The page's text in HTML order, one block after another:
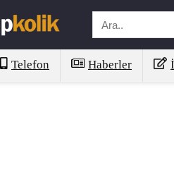
Telefon Haberler